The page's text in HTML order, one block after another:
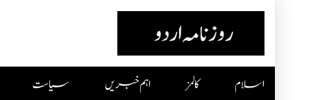
to
اسلام کالمز اہم خبریں سیاست